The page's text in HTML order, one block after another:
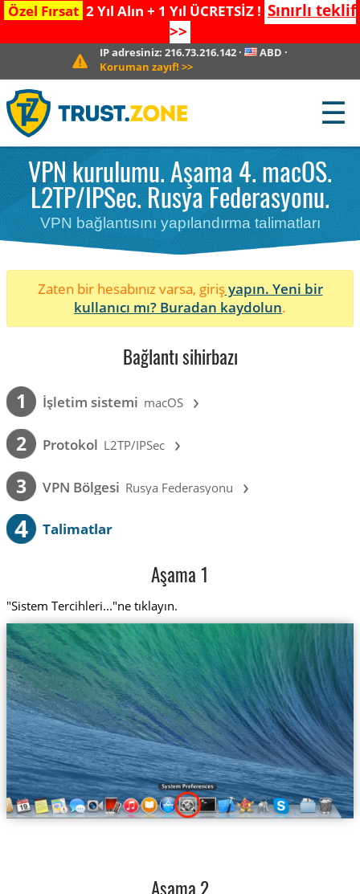
Özel Fırsat 2 Yıl Alın + 1 Yıl ÜCRETSİZ ! Sınırlı teklif
>>
IP adresiniz:216.73.216.142 · ABD ·
Koruman zayıf! >>
☰
VPN kurulumu. Aşama 4. macOS.
L2TP/IPSec. Rusya Federasyonu.
VPN bağlantısını yapılandırma talimatları
Zaten bir hesabınız varsa, girişyapın. Yeni bir
kullanıcı mı? Buradan kaydolun.
Bağlantı sihirbazı
1 İşletim sistemi macOS ›
2 Protokol L2TP/IPSec ›
3 VPN Bölgesi Rusya Federasyonu ›
4 Talimatlar
Aşama 1
"Sistem Tercihleri..."ne tıklayın.